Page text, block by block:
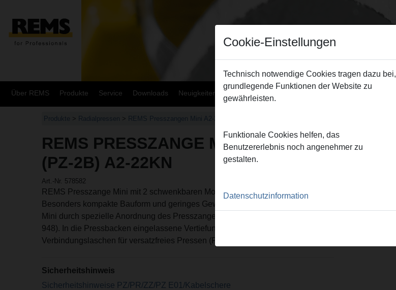
Über REMS Produkte Service Downloads Neuigkeiten Sitemap
Produkte > Radialpressen > REMS Presszangen Mini A2-22kN/Pressringe
REMS PRESSZANGE MINI UP 20
(PZ-2B) A2-22KN
Art.-Nr. 578582
REMS Presszange Mini mit 2 schwenkbaren Monoblock-Pressbacken.
Besonders kompakte Bauform und geringes Gewicht der REMS Presszangen
Mini durch spezielle Anordnung des Presszangenanschlusses (Patent EP 1 952
948). In die Pressbacken eingelassene Vertiefungen zur sicheren Führung der
Verbindungslaschen für versatzfreies Pressen (Patent EP 2 347 862).
Sicherheitshinweis
Sicherheitshinweise PZ/PR/ZZ/PZ E01/Kabelschere
Cookie-Einstellungen
Technisch notwendige Cookies tragen dazu bei,
grundlegende Funktionen der Website zu
gewährleisten.
Funktionale Cookies helfen, das
Benutzererlebnis noch angenehmer zu
gestalten.
Datenschutzinformation